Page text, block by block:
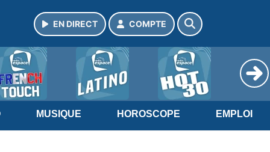
EN DIRECT COMPTE
MUSIQUE HOROSCOPE EMPLOI